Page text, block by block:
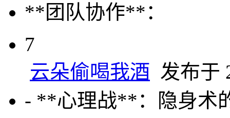
**团队协作**：
7
云朵偷喝我酒 发布于
- **心理战**：隐身术